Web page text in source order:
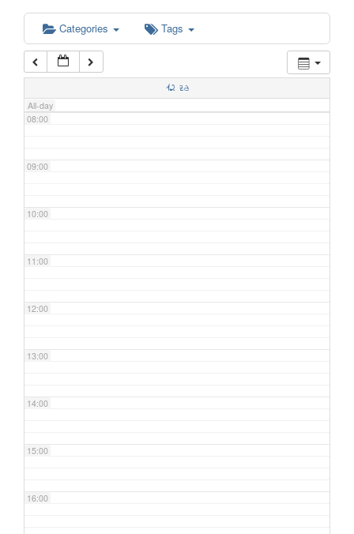
Categories Tags
12 za
All-day
06:00
07:00
08:00
09:00
10:00
11:00
12:00
13:00
14:00
15:00
16:00